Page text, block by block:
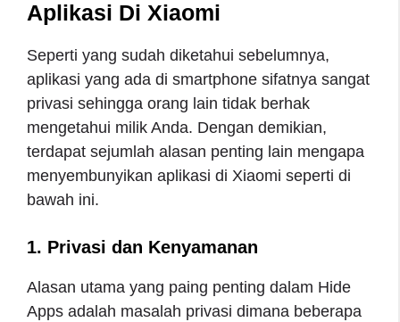
Aplikasi Di Xiaomi
Seperti yang sudah diketahui sebelumnya,
aplikasi yang ada di smartphone sifatnya sangat
privasi sehingga orang lain tidak berhak
mengetahui milik Anda. Dengan demikian,
terdapat sejumlah alasan penting lain mengapa
menyembunyikan aplikasi di Xiaomi seperti di
bawah ini.
1. Privasi dan Kenyamanan
Alasan utama yang paing penting dalam Hide
Apps adalah masalah privasi dimana beberapa